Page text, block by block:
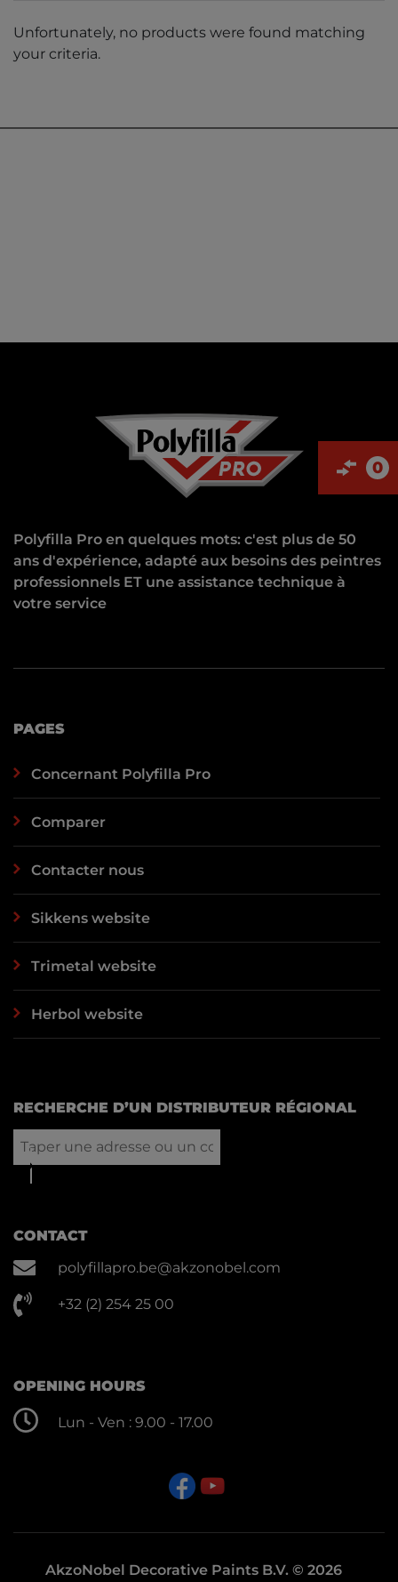
Unfortunately, no products were found matching
your criteria.
0
Polyfilla Pro en quelques mots: c'est plus de 50
ans d'expérience, adapté aux besoins des peintres
professionnels ET une assistance technique à
votre service
PAGES
Concernant Polyfilla Pro
Comparer
Contacter nous
Sikkens website
Trimetal website
Herbol website
RECHERCHE D’UN DISTRIBUTEUR RÉGIONAL
CONTACT
polyfillapro.be@akzonobel.com
+32 (2) 254 25 00
OPENING HOURS
Lun - Ven : 9.00 - 17.00
AkzoNobel Decorative Paints B.V. © 2026